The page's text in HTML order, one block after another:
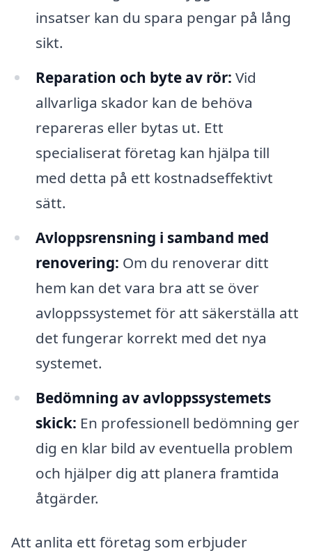
insatser kan du spara pengar på lång
sikt.
Reparation och byte av rör: Vid
allvarliga skador kan de behöva
repareras eller bytas ut. Ett
specialiserat företag kan hjälpa till
med detta på ett kostnadseffektivt
sätt.
Avloppsrensning i samband med
renovering: Om du renoverar ditt
hem kan det vara bra att se över
avloppssystemet för att säkerställa att
det fungerar korrekt med det nya
systemet.
Bedömning av avloppssystemets
skick: En professionell bedömning ger
dig en klar bild av eventuella problem
och hjälper dig att planera framtida
åtgärder.
Att anlita ett företag som erbjuder